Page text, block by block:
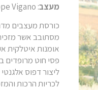
מעצב: Jiuseppe Vigano
כורסת מעצבים
מסתובב אשר
אומנות איטלקית
פסי חוט מרופדים
ליצור דפוס
לכריות הרכות